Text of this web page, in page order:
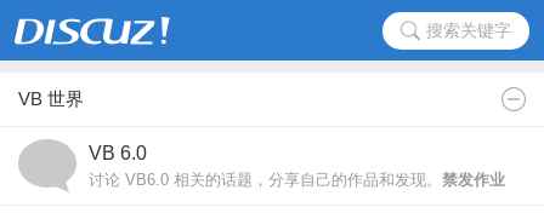
搜索关键字
VB 世界
VB 6.0
讨论 VB6.0 相关的话题，分享自己的作品和发现。 禁发作业